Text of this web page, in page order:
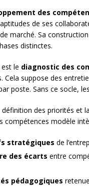
des
de ses
marché. Sa
distinctes.
le diagnostic des
Cela suppose des
poste. Sans ce socle,
des priorités et
compétences modèle
stratégiques de
des écarts entre
pédagogiques